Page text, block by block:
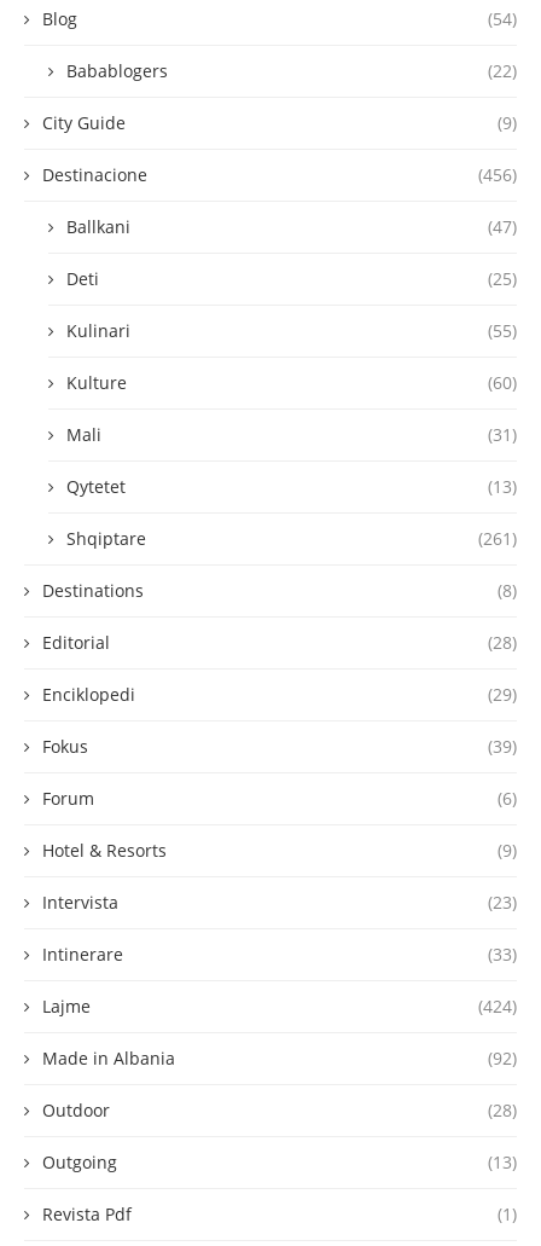
Blog (54)
Babablogers (22)
City Guide (9)
Destinacione (456)
Ballkani (47)
Deti (25)
Kulinari (55)
Kulture (60)
Mali (31)
Qytetet (13)
Shqiptare (261)
Destinations (8)
Editorial (28)
Enciklopedi (29)
Fokus (39)
Forum (6)
Hotel & Resorts (9)
Intervista (23)
Intinerare (33)
Lajme (424)
Made in Albania (92)
Outdoor (28)
Outgoing (13)
Revista Pdf (1)